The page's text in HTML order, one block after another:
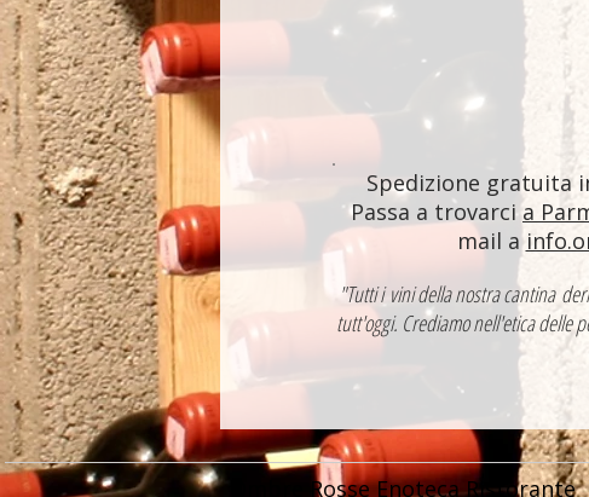
Spedizione gratuita
Passa a trovarci a
mail a
"Tutti i vini della nostra cantina
tutt'oggi. Crediamo nell'etica delle
Ombre Rosse Enoteca Ristorante